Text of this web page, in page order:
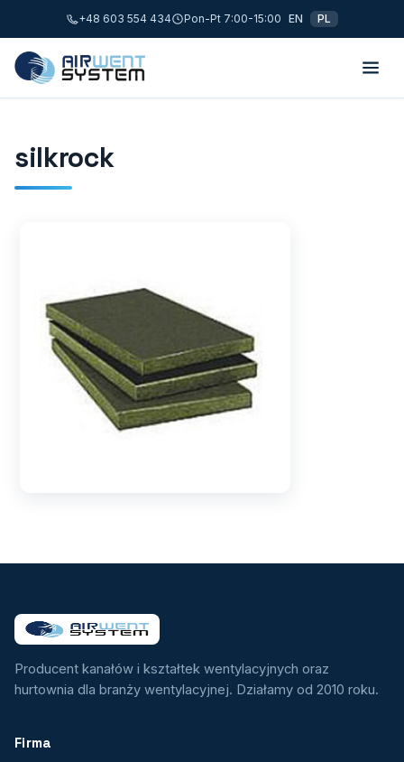
+48 603 554 434 Pon-Pt 7:00-15:00 EN PL
silkrock
Producent kanałów i kształtek wentylacyjnych oraz
hurtownia dla branży wentylacyjnej. Działamy od 2010 roku.
Firma